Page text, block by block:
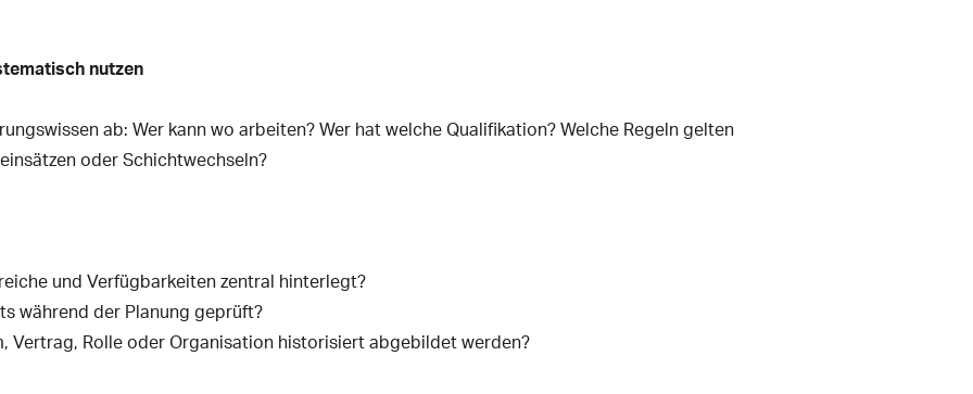
nutzen
ab: Wer kann wo arbeiten? Wer hat welche Qualifikation? Welche Regeln gelten
oder Schichtwechseln?
und Verfügbarkeiten zentral hinterlegt?
während der Planung geprüft?
Vertrag, Rolle oder Organisation historisiert abgebildet werden?